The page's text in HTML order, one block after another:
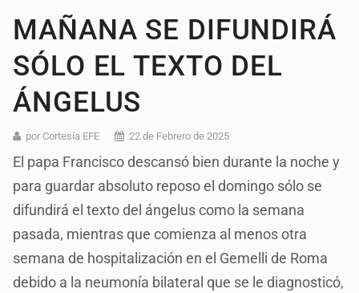
MAÑANA SE DIFUNDIRÁ
SÓLO EL TEXTO DEL
ÁNGELUS
por Cortesía EFE 22 de Febrero de 2025
El papa Francisco descansó bien durante la noche y
para guardar absoluto reposo el domingo sólo se
difundirá el texto del ángelus como la semana
pasada, mientras que comienza al menos otra
semana de hospitalización en el Gemelli de Roma
debido a la neumonía bilateral que se le diagnosticó,